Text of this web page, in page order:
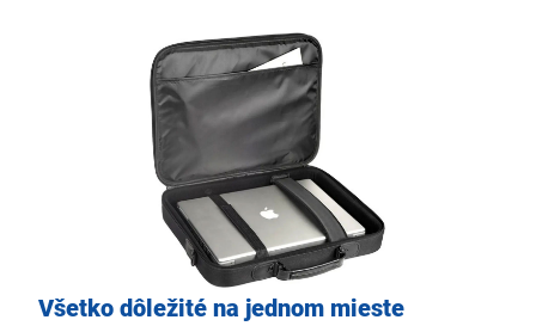
Všetko dôležité na jednom mieste